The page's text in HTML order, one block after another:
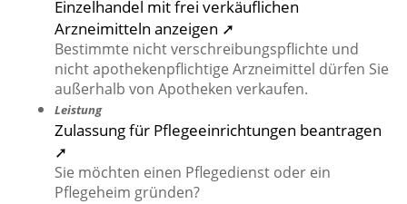
Einzelhandel mit frei verkäuflichen
Arzneimitteln anzeigen ➚
Bestimmte nicht verschreibungspflichte und
nicht apothekenpflichtige Arzneimittel dürfen Sie
außerhalb von Apotheken verkaufen.
Leistung
Zulassung für Pflegeeinrichtungen beantragen
➚
Sie möchten einen Pflegedienst oder ein
Pflegeheim gründen?